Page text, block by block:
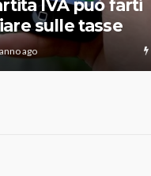
IVA può farti
sulle tasse
ago